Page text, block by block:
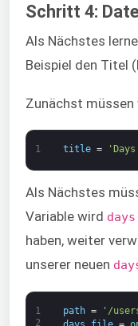
Schritt 4:
Als Nächstes
Beispiel den Titel
Zunächst müssen
1 title =
Als Nächstes
Variable wird days
haben, weiter
unserer neuen
1
2
path =
'/